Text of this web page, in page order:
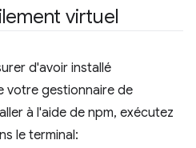
virtuel
d'avoir installé
votre gestionnaire de
à l'aide de npm, exécutez
le terminal: